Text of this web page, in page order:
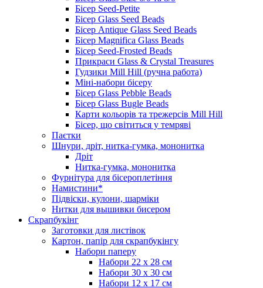
Бісер Seed-Petite
Бісер Glass Seed Beads
Бісер Antique Glass Seed Beads
Бісер Magnifica Glass Beads
Бісер Seed-Frosted Beads
Прикраси Glass & Crystal Treasures
Гудзики Mill Hill (ручна работа)
Міні-набори бісеру
Бісер Glass Pebble Beads
Бісер Glass Bugle Beads
Карти кольорів та трежерсів Mill Hill
Бісер, що світиться у темряві
Паєтки
Шнури, дріт, нитка-гумка, мононитка
Дріт
Нитка-гумка, мононитка
Фурнітура для бісероплетіння
Намистини*
Підвіски, кулони, шарміки
Нитки для вышивки бисером
Скрапбукінг
Заготовки для листівок
Картон, папір для скрапбукінгу
Набори паперу
Набори 22 х 28 см
Набори 30 х 30 см
Набори 12 х 17 см